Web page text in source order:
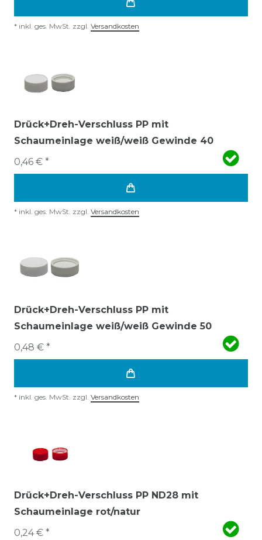
* inkl. ges. MwSt. zzgl. Versandkosten
Drück+Dreh-Verschluss PP mit
Schaumeinlage weiß/weiß Gewinde 40
0,46 € *
* inkl. ges. MwSt. zzgl. Versandkosten
Drück+Dreh-Verschluss PP mit
Schaumeinlage weiß/weiß Gewinde 50
0,48 € *
* inkl. ges. MwSt. zzgl. Versandkosten
Drück+Dreh-Verschluss PP ND28 mit
Schaumeinlage rot/natur
0,24 € *